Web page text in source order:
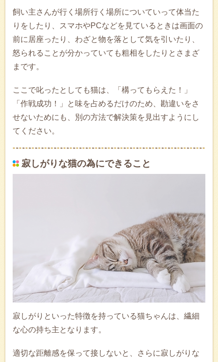
飼い主さんが行く場所行く場所についていって体当た
りをしたり、スマホやPCなどを見ているときは画面の
前に居座ったり、わざと物を落として気を引いたり、
怒られることが分かっていても粗相をしたりとさまざ
まです。
ここで叱ったとしても猫は、「構ってもらえた！」
「作戦成功！」と味を占めるだけのため、勘違いをさ
せないためにも、別の方法で解決策を見出すようにし
てください。
寂しがりな猫の為にできること
寂しがりといった特徴を持っている猫ちゃんは、繊細
な心の持ち主となります。
適切な距離感を保って接しないと、さらに寂しがりな